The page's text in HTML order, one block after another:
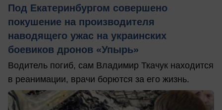
Под Екатеринбургом совершено
покушение на производителя
наводящего ужас на украинских
боевиков дронов «Упырь»
Водитель погиб, сам Владимир Ткачук находится
в реанимации, врачи борются за его жизнь.